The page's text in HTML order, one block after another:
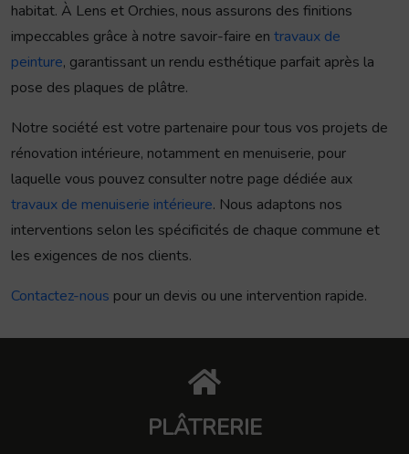
habitat. À Lens et Orchies, nous assurons des finitions
impeccables grâce à notre savoir-faire en travaux de
peinture, garantissant un rendu esthétique parfait après la
pose des plaques de plâtre.
Notre société est votre partenaire pour tous vos projets de
rénovation intérieure, notamment en menuiserie, pour
laquelle vous pouvez consulter notre page dédiée aux
travaux de menuiserie intérieure. Nous adaptons nos
interventions selon les spécificités de chaque commune et
les exigences de nos clients.
Contactez-nous pour un devis ou une intervention rapide.
PLÂTRERIE